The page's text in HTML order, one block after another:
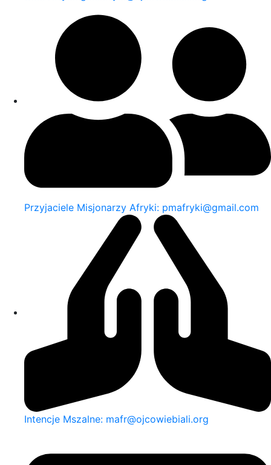
Przyjaciele Misjonarzy Afryki: pmafryki@gmail.com
Intencje Mszalne: mafr@ojcowiebiali.org